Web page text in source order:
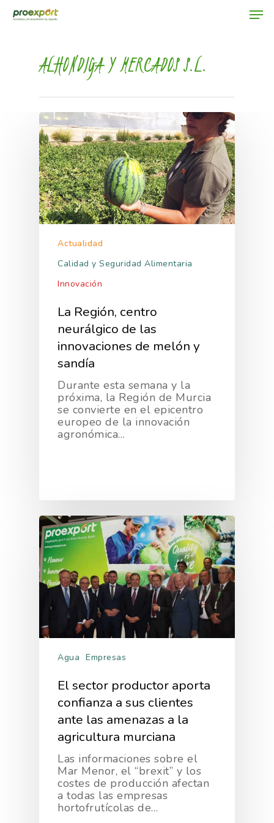
Hit enter to search or ESC to close
ALHONDIGA Y MERCADOS S.L.
Actualidad
Calidad y Seguridad Alimentaria
Innovación
La Región, centro
neurálgico de las
innovaciones de melón y
sandía
Durante esta semana y la
próxima, la Región de Murcia
se convierte en el epicentro
europeo de la innovación
agronómica…
Agua Empresas
El sector productor aporta
confianza a sus clientes
ante las amenazas a la
agricultura murciana
Las informaciones sobre el
Mar Menor, el “brexit” y los
costes de producción afectan
a todas las empresas
hortofrutícolas de…
La Asociación
Nosotros
Empresas